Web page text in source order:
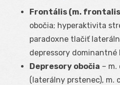
Frontális (m.
obočia; hyperaktivita
paradoxne tlačiť
depressory dominantné
Depresory obočia – m.
(laterálny prstenec), m.